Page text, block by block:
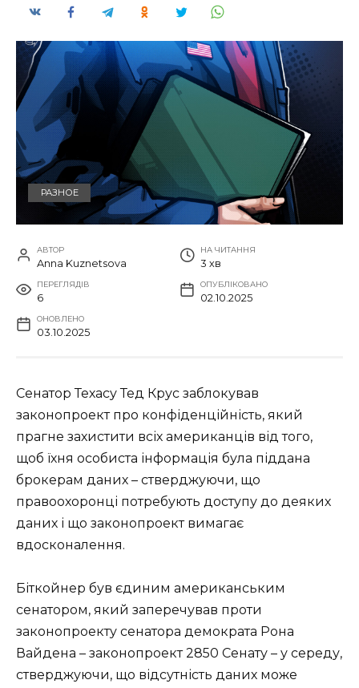
РАЗНОЕ
АВТОР
Anna Kuznetsova
НА ЧИТАННЯ
3 хв
ПЕРЕГЛЯДІВ
6
ОПУБЛІКОВАНО
02.10.2025
ОНОВЛЕНО
03.10.2025
Сенатор Техасу Тед Крус заблокував
законопроект про конфіденційність, який
прагне захистити всіх американців від того,
щоб їхня особиста інформація була піддана
брокерам даних – стверджуючи, що
правоохоронці потребують доступу до деяких
даних і що законопроект вимагає
вдосконалення.
Біткойнер був єдиним американським
сенатором, який заперечував проти
законопроекту сенатора демократа Рона
Вайдена – законопроект 2850 Сенату – у середу,
стверджуючи, що відсутність даних може